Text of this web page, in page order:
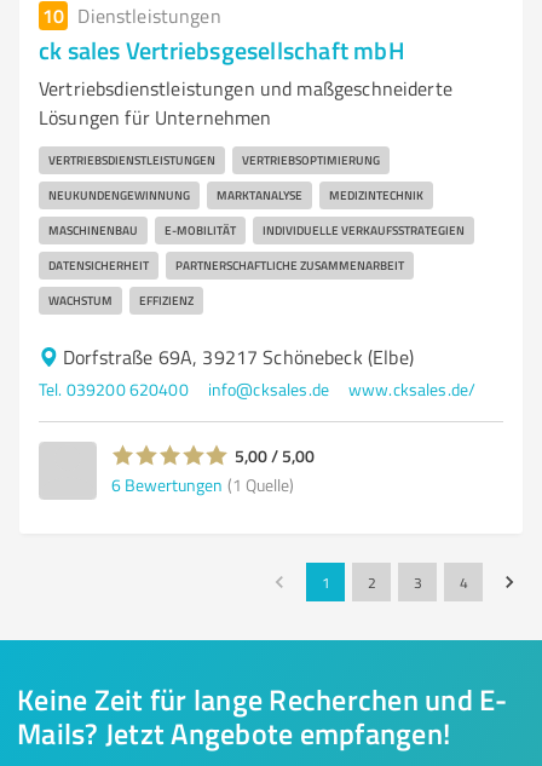
10 Dienstleistungen
ck sales Vertriebsgesellschaft mbH
Vertriebsdienstleistungen und maßgeschneiderte
Lösungen für Unternehmen
VERTRIEBSDIENSTLEISTUNGEN VERTRIEBSOPTIMIERUNG
NEUKUNDENGEWINNUNG MARKTANALYSE MEDIZINTECHNIK
MASCHINENBAU E-MOBILITÄT INDIVIDUELLE VERKAUFSSTRATEGIEN
DATENSICHERHEIT PARTNERSCHAFTLICHE ZUSAMMENARBEIT
WACHSTUM EFFIZIENZ
Dorfstraße 69A, 39217 Schönebeck (Elbe)
Tel. 039200 620400 info@cksales.de www.cksales.de/
5,00 / 5,00
6 Bewertungen (1 Quelle)
1 2 3 4
Keine Zeit für lange Recherchen und E-
Mails? Jetzt Angebote empfangen!